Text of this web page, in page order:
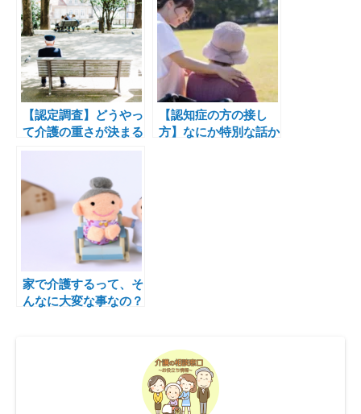
【認定調査】どうやっ
て介護の重さが決まる
【認知症の方の接し
方】なにか特別な話か
家で介護するって、そ
んなに大変な事なの？